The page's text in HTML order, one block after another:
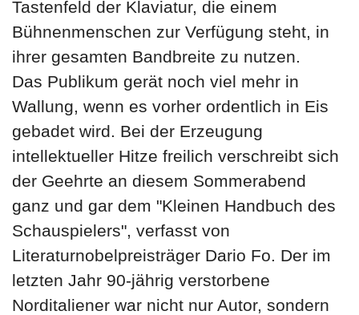
Tastenfeld der Klaviatur, die einem
Bühnenmenschen zur Verfügung steht, in
ihrer gesamten Bandbreite zu nutzen.
Das Publikum gerät noch viel mehr in
Wallung, wenn es vorher ordentlich in Eis
gebadet wird. Bei der Erzeugung
intellektueller Hitze freilich verschreibt sich
der Geehrte an diesem Sommerabend
ganz und gar dem "Kleinen Handbuch des
Schauspielers", verfasst von
Literaturnobelpreisträger Dario Fo. Der im
letzten Jahr 90-jährig verstorbene
Norditaliener war nicht nur Autor, sondern